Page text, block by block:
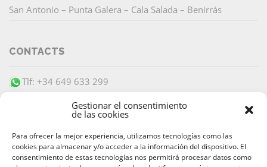
Gestionar el consentimiento
de las cookies
Para ofrecer la mejor experiencia, utilizamos tecnologías como las
cookies para almacenar y/o acceder a la información del dispositivo. El
consentimiento de estas tecnologías nos permitirá procesar datos como
San Antonio – Punta Galera – Cala Salada – Benirrás
CONTACTS
Tlf: +34 649 633 299